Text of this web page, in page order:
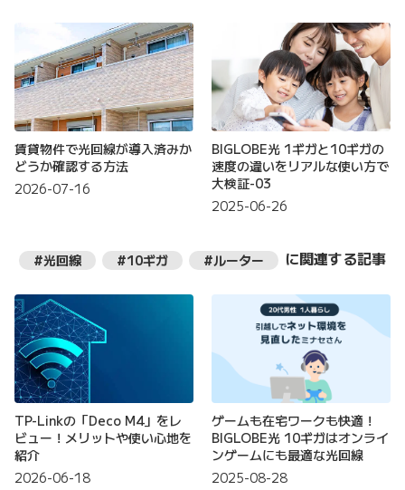
賃貸物件で光回線が導入済みか
どうか確認する方法
2026-07-16
BIGLOBE光 1ギガと10ギガの
速度の違いをリアルな使い方で
大検証-03
2025-06-26
#光回線 #10ギガ #ルーター に関連する記事
TP-Linkの「Deco M4」をレ
ビュー！メリットや使い心地を
紹介
2026-06-18
ゲームも在宅ワークも快適！
BIGLOBE光 10ギガはオンライ
ンゲームにも最適な光回線
2025-08-28